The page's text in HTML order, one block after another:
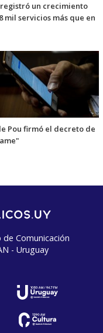
un crecimiento
mil servicios más que en
Pou firmó el decreto de
Comunicación
- Uruguay